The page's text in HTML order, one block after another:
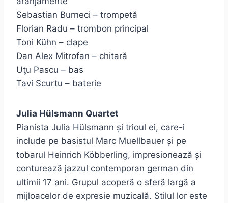
Sebastian Burneci – trompetă
Florian Radu – trombon principal
Toni Kühn – clape
Dan Alex Mitrofan – chitară
Uţu Pascu – bas
Tavi Scurtu – baterie
Julia Hülsmann Quartet
Pianista Julia Hülsmann și trioul ei, care-i
include pe basistul Marc Muellbauer și pe
tobarul Heinrich Köbberling, impresionează și
conturează jazzul contemporan german din
ultimii 17 ani. Grupul acoperă o sferă largă a
mijloacelor de expresie muzicală. Stilul lor este